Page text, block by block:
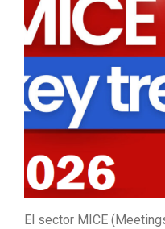
El sector MICE